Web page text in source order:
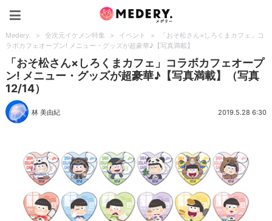
Medery. > 全次元イケメン特集 > イベント >
「おそ松さん×しろくまカフェ」コ
ラボカフェオープン! メニュー・グッズが超豪華♪【写真満載】
「おそ松さん×しろくまカフェ」コラボカフェオープ
ン! メニュー・グッズが超豪華♪【写真満載】（写真
12/14）
林 美由紀 2019.5.28 6:30